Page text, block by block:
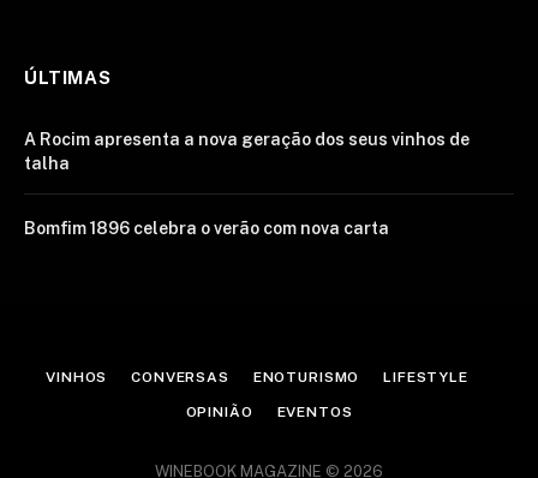
ÚLTIMAS
A Rocim apresenta a nova geração dos seus vinhos de
talha
Bomfim 1896 celebra o verão com nova carta
VINHOS CONVERSAS ENOTURISMO LIFESTYLE
OPINIÃO EVENTOS
WINEBOOK MAGAZINE © 2026